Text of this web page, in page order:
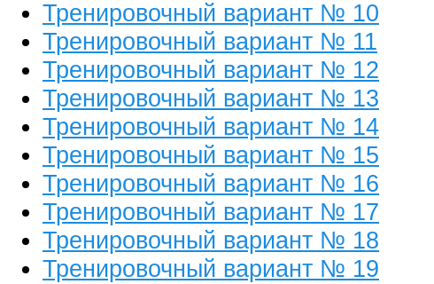
Тренировочный вариант № 10
Тренировочный вариант № 11
Тренировочный вариант № 12
Тренировочный вариант № 13
Тренировочный вариант № 14
Тренировочный вариант № 15
Тренировочный вариант № 16
Тренировочный вариант № 17
Тренировочный вариант № 18
Тренировочный вариант № 19